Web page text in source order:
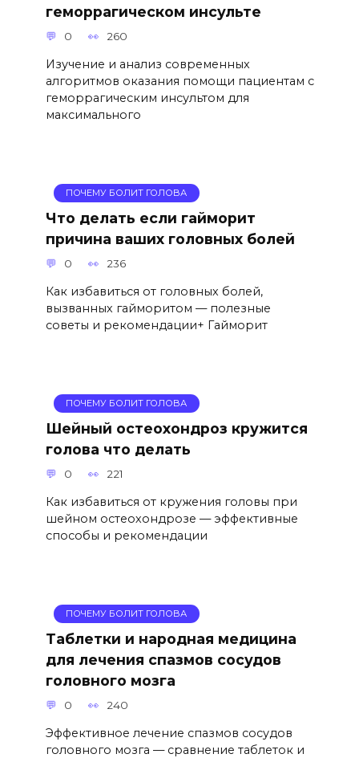
геморрагическом инсульте
0 260
Изучение и анализ современных
алгоритмов оказания помощи пациентам с
геморрагическим инсультом для
максимального
ПОЧЕМУ БОЛИТ ГОЛОВА
Что делать если гайморит
причина ваших головных болей
0 236
Как избавиться от головных болей,
вызванных гайморитом — полезные
советы и рекомендации+ Гайморит
ПОЧЕМУ БОЛИТ ГОЛОВА
Шейный остеохондроз кружится
голова что делать
0 221
Как избавиться от кружения головы при
шейном остеохондрозе — эффективные
способы и рекомендации
ПОЧЕМУ БОЛИТ ГОЛОВА
Таблетки и народная медицина
для лечения спазмов сосудов
головного мозга
0 240
Эффективное лечение спазмов сосудов
головного мозга — сравнение таблеток и